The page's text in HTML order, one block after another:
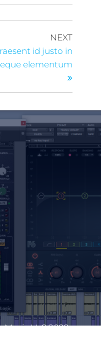
NEXT
id justo in
elementum
LLC 2022